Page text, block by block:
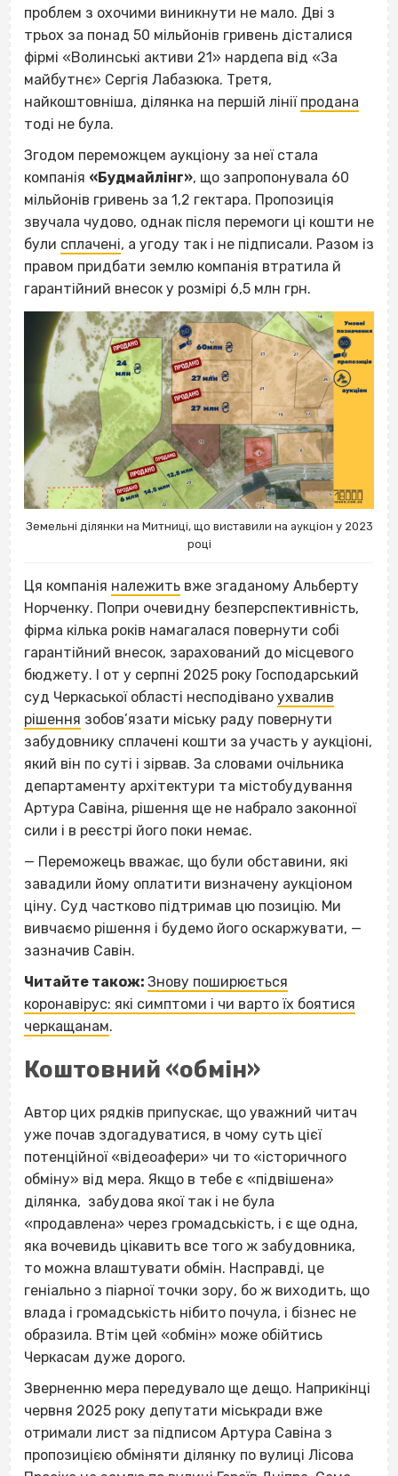
проблем з охочими виникнути не мало. Дві з
трьох за понад 50 мільйонів гривень дісталися
фірмі «Волинські активи 21» нардепа від «За
майбутнє» Сергія Лабазюка. Третя,
найкоштовніша, ділянка на першій лінії продана
тоді не була.
Згодом переможцем аукціону за неї стала
компанія «Будмайлінг», що запропонувала 60
мільйонів гривень за 1,2 гектара. Пропозиція
звучала чудово, однак після перемоги ці кошти не
були сплачені, а угоду так і не підписали. Разом із
правом придбати землю компанія втратила й
гарантійний внесок у розмірі 6,5 млн грн.
Земельні ділянки на Митниці, що виставили на аукціон у 2023
році
Ця компанія належить вже згаданому Альберту
Норченку. Попри очевидну безперспективність,
фірма кілька років намагалася повернути собі
гарантійний внесок, зарахований до місцевого
бюджету. І от у серпні 2025 року Господарський
суд Черкаської області несподівано ухвалив
рішення зобов’язати міську раду повернути
забудовнику сплачені кошти за участь у аукціоні,
який він по суті і зірвав. За словами очільника
департаменту архітектури та містобудування
Артура Савіна, рішення ще не набрало законної
сили і в реєстрі його поки немає.
— Переможець вважає, що були обставини, які
завадили йому оплатити визначену аукціоном
ціну. Суд частково підтримав цю позицію. Ми
вивчаємо рішення і будемо його оскаржувати, —
зазначив Савін.
Читайте також: Знову поширюється
коронавірус: які симптоми і чи варто їх боятися
черкащанам.
Коштовний «обмін»
Автор цих рядків припускає, що уважний читач
уже почав здогадуватися, в чому суть цієї
потенційної «відеоафери» чи то «історичного
обміну» від мера. Якщо в тебе є «підвішена»
ділянка, забудова якої так і не була
«продавлена» через громадськість, і є ще одна,
яка вочевидь цікавить все того ж забудовника,
то можна влаштувати обмін. Насправді, це
геніально з піарної точки зору, бо ж виходить, що
влада і громадськість нібито почула, і бізнес не
образила. Втім цей «обмін» може обійтись
Черкасам дуже дорого.
Зверненню мера передувало ще дещо. Наприкінці
червня 2025 року депутати міськради вже
отримали лист за підписом Артура Савіна з
пропозицією обміняти ділянку по вулиці Лісова